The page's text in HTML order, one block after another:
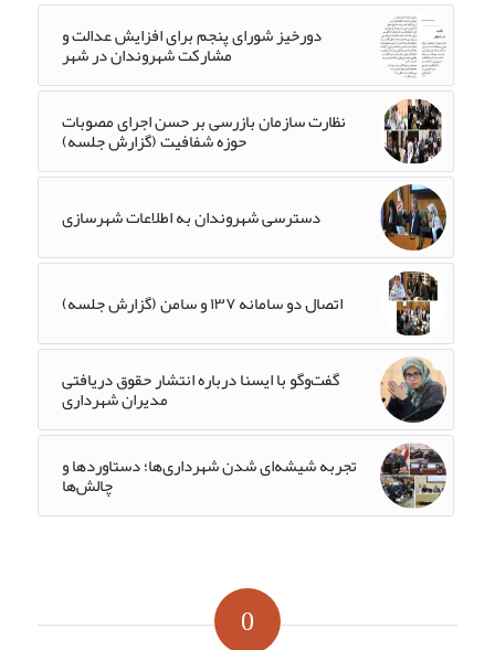
دورخیز شورای پنجم برای افزایش عدالت و
مشارکت شهروندان در شهر
نظارت سازمان بازرسی بر حسن اجرای مصوبات
حوزه شفافیت (گزارش جلسه)
دسترسی شهروندان به اطلاعات شهرسازی
اتصال دو سامانه ۱۳۷ و سامن (گزارش جلسه)
گفت‌وگو با ایسنا درباره انتشار حقوق دریافتی
مدیران شهرداری
تجربه شیشه‌ای شدن شهرداری‌ها؛ دستاوردها و
چالش‌ها
0